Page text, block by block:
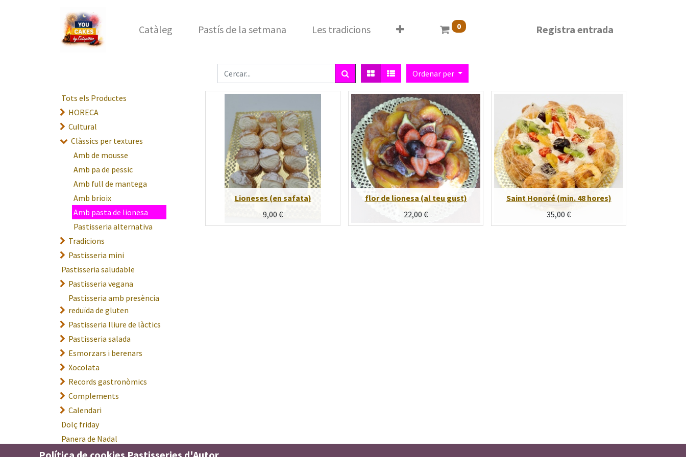
Catàleg Pastís de la setmana Les tradicions 0 Registra entrada
Ordenar per
Tots els Productes
HORECA
Cultural
Clàssics per textures
Amb de mousse
Amb pa de pessic
Amb full de mantega
Amb brioix
Amb pasta de lionesa
Pastisseria alternativa
Tradicions
Pastisseria mini
Pastisseria saludable
Pastisseria vegana
Pastisseria amb presència
reduïda de gluten
Pastisseria lliure de làctics
Pastisseria salada
Esmorzars i berenars
Xocolata
Records gastronòmics
Complements
Calendari
Dolç friday
Panera de Nadal
E.Leclerc Hiper Andorra
Lioneses (en safata)
9,00 €
flor de lionesa (al teu gust)
22,00€
Saint Honoré (min. 48 hores)
35,00 €